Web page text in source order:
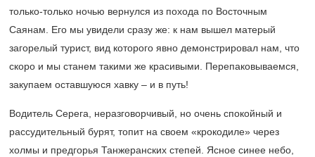
только-только ночью вернулся из похода по Восточным
Саянам. Его мы увидели сразу же: к нам вышел матерый
загорелый турист, вид которого явно демонстрировал нам, что
скоро и мы станем такими же красивыми. Перепаковываемся,
закупаем оставшуюся хавку – и в путь!
Водитель Серега, неразговорчивый, но очень спокойный и
рассудительный бурят, топит на своем «крокодиле» через
холмы и предгорья Танжеранских степей. Ясное синее небо,